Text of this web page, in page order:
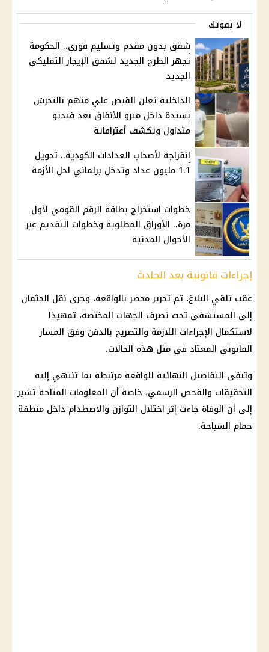
لا يفوتك
شقق بدون مقدم وتسليم فوري.. الحكومة
تجهز الطرح الجديد لشقق الإيجار التمليكي
الجديد
الداخلية تعلن القبض علي متهم بالتحرش
بسيدة داخل مترو الأنفاق بعد فيديو
متداول وتكشف أعترافاتة
انفراجة لأصحاب العدادات الكودية.. تحويل
1.1 مليون عداد وتدخل برلماني لحل الأزمة
خطوات استخراج بطاقة الرقم القومي لأول
مرة.. الأوراق المطلوبة وخطوات التقديم عبر
الأحوال المدنية
إجراءات قانونية بعد الحادث
عقب تلقي البلاغ، تم تحرير محضر بالواقعة، وجرى نقل الجثمان
إلى المستشفى تحت تصرف الجهات المختصة، تمهيدًا
لاستكمال الإجراءات اللازمة والتصريح بالدفن وفق المسار
القانوني المعتاد في مثل هذه الحالات.
وتبقى التفاصيل النهائية للواقعة مرتبطة بما تنتهي إليه
التحقيقات والفحص الرسمي، خاصة أن المعلومات المتاحة تشير
إلى أن الوفاة جاءت إثر اختلال التوازن والاصطدام داخل منطقة
حمام السباحة.